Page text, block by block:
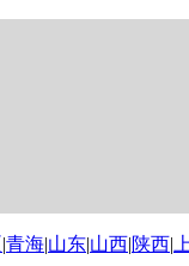
|青海|山东|山西|陕西|